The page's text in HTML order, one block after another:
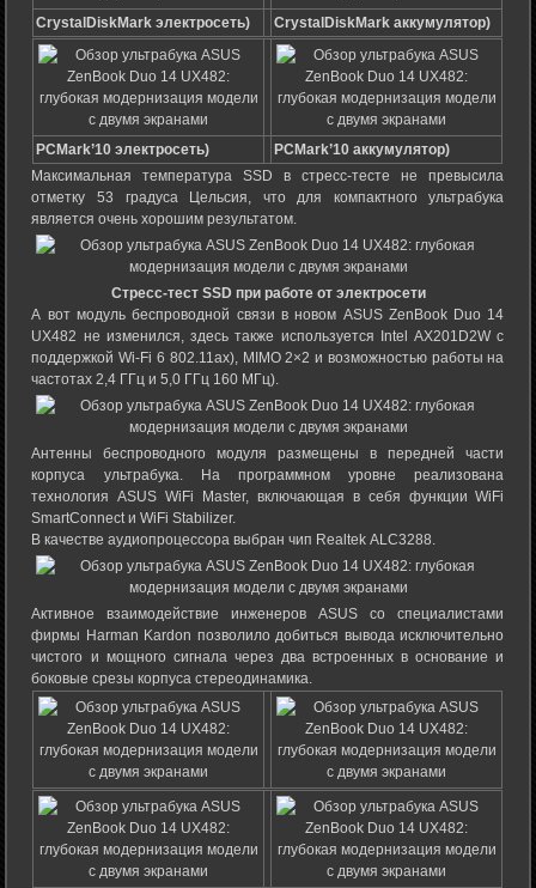
CrystalDiskMark электросеть) CrystalDiskMark аккумулятор)
PCMark’10 электросеть)
PCMark’10 аккумулятор)
Максимальная температура SSD в стресс-тесте не превысила
отметку 53 градуса Цельсия, что для компактного ультрабука
является очень хорошим результатом.
Стресс-тест SSD при работе от электросети
А вот модуль беспроводной связи в новом ASUS ZenBook Duo 14
UX482 не изменился, здесь также используется Intel AX201D2W с
поддержкой Wi-Fi 6 802.11ax), MIMO 2×2 и возможностью работы на
частотах 2,4 ГГц и 5,0 ГГц 160 МГц).
Антенны беспроводного модуля размещены в передней части
корпуса ультрабука. На программном уровне реализована
технология ASUS WiFi Master, включающая в себя функции WiFi
SmartConnect и WiFi Stabilizer.
В качестве аудиопроцессора выбран чип Realtek ALC3288.
Активное взаимодействие инженеров ASUS со специалистами
фирмы Harman Kardon позволило добиться вывода исключительно
чистого и мощного сигнала через два встроенных в основание и
боковые срезы корпуса стереодинамика.